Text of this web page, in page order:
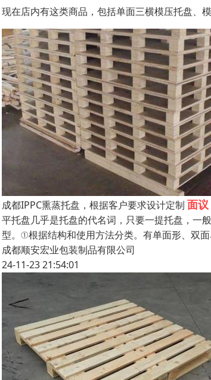
现在店内有这类商品，包括单面三横模压托盘、
成都IPPC熏蒸托盘，根据客户要求设计定制 面议
平托盘几乎是托盘的代名词，只要一提托盘，一
型。①根据结构和使用方法分类。有单面形、双
成都顺安宏业包装制品有限公司
24-11-23 21:54:01